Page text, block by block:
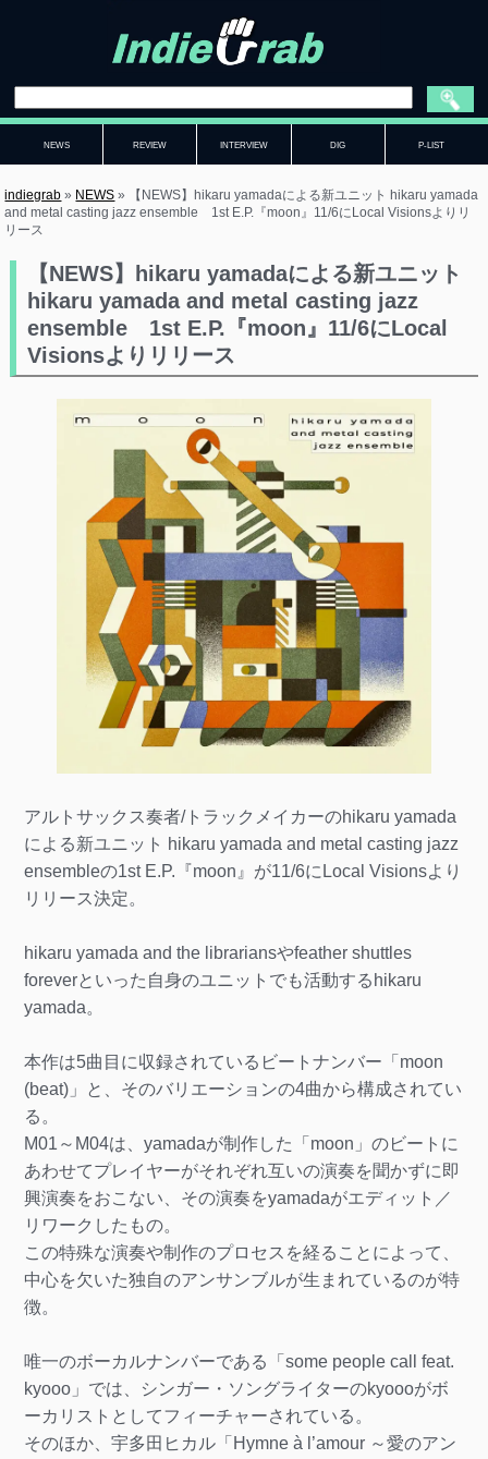
NEWS REVIEW INTERVIEW DIG P-LIST
indiegrab » NEWS »
【NEWS】hikaru yamadaによる新ユニット hikaru yamada
and metal casting jazz ensemble 1st E.P.『moon』11/6にLocal Visionsよりリ
リース
【NEWS】hikaru yamadaによる新ユニット
hikaru yamada and metal casting jazz
ensemble 1st E.P.『moon』11/6にLocal
Visionsよりリリース
アルトサックス奏者/トラックメイカーのhikaru yamada
による新ユニット hikaru yamada and metal casting jazz
ensembleの1st E.P.『moon』が11/6にLocal Visionsより
リリース決定。
hikaru yamada and the librariansやfeather shuttles
foreverといった自身のユニットでも活動するhikaru
yamada。
本作は5曲目に収録されているビートナンバー「moon
(beat)」と、そのバリエーションの4曲から構成されてい
る。
M01～M04は、yamadaが制作した「moon」のビートに
あわせてプレイヤーがそれぞれ互いの演奏を聞かずに即
興演奏をおこない、その演奏をyamadaがエディット／
リワークしたもの。
この特殊な演奏や制作のプロセスを経ることによって、
中心を欠いた独自のアンサンブルが生まれているのが特
徴。
唯一のボーカルナンバーである「some people call feat.
kyooo」では、シンガー・ソングライターのkyoooがボ
ーカリストとしてフィーチャーされている。
そのほか、宇多田ヒカル「Hymne à l’amour ～愛のアン